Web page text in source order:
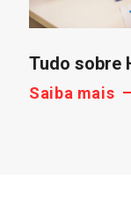
Tudo sobre
Saiba mais